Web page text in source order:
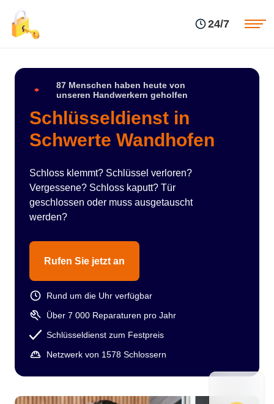
24/7
87 Menschen haben heute von
unseren Handwerkern geholfen
Schlüsseldienst in
Schwerte Wandhofen
Schloss klemmt? Schlüssel verloren?
Vergessene? Schloss kaputt? Tür
geschlossen oder muss ausgetauscht
werden?
Rufen Sie jetzt an
Rund um die Uhr verfügbar
Über 7 000 Reparaturen pro Jahr
Schlüsseldienst zum Festpreis
Netzwerk von 1578 Schlossern